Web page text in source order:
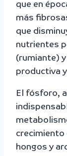
que en
más
que
nutrientes
(rumiante)
productiva
El fósforo,
crecimiento
hongos y